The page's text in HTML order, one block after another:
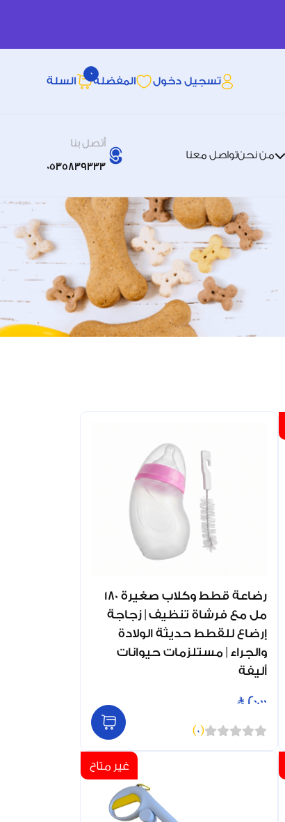
تسجيل دخول المفضله
0
السلة
من نحنتواصل معنا
أتصل بنا
0535839333
رضاعة قطط وكلاب صغيرة 180
مل مع فرشاة تنظيف | زجاجة
إرضاع للقطط حديثة الولادة
والجراء | مستلزمات حيوانات
أليفة
20.00
(
0
)
غير متاح